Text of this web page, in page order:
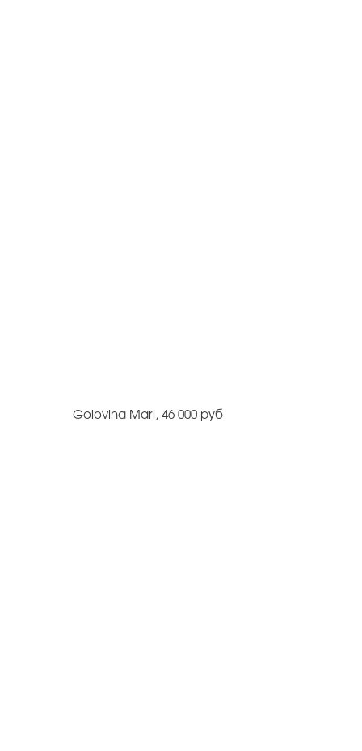
Golovina Mari, 46 000 руб